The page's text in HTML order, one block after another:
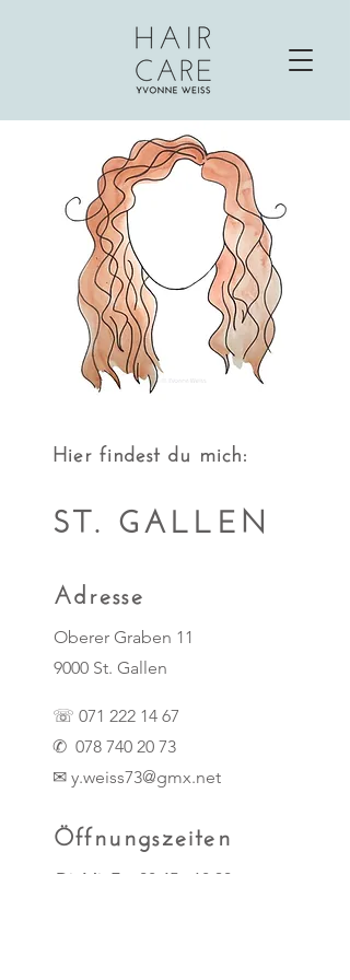
Hier findest du mich:
ST. GALLEN
Adresse
Oberer Graben 11
9000 St. Gallen
☏ 071 222 14 67
✆ 078 740 20 73
✉ y.weiss73@gmx.net
Öffnungszeiten
Di, Mi, Fr 08:45 - 18:30